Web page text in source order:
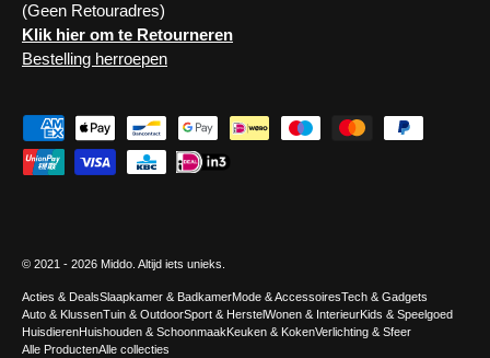
(Geen Retouradres)
Klik hier om te Retourneren
Bestelling herroepen
Geaccepteerde betaalmethoden
© 2021 - 2026 Middo . Altijd iets unieks.
Acties & DealsSlaapkamer & BadkamerMode & AccessoiresTech & Gadgets
Auto & KlussenTuin & OutdoorSport & HerstelWonen & InterieurKids & Speelgoed
HuisdierenHuishouden & SchoonmaakKeuken & KokenVerlichting & Sfeer
Alle ProductenAlle collecties